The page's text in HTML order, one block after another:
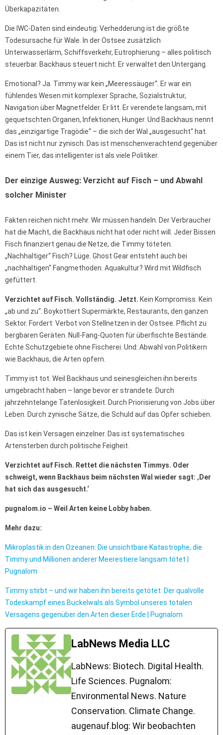
Überkapazitäten.
Die IWC-Daten sind eindeutig: Verhedderung ist die größte
Todesursache für Wale. In der Ostsee zusätzlich
Unterwasserlärm, Schiffsverkehr, Eutrophierung – alles politisch
steuerbar. Backhaus steuert nicht. Er verwaltet den Untergang.
Emotional? Ja. Timmy war kein „Meeressäuger“. Er war ein
fühlendes Wesen mit komplexer Sprache, Sozialstruktur,
Navigation über Magnetfelder. Er litt. Er verendete langsam, mit
gequetschten Organen, Infektionen, Hunger. Und Backhaus nennt
das „einzigartige Tragödie“ – die sich der Wal „ausgesucht“ hat.
Das ist nicht nur zynisch. Das ist menschenverachtend gegenüber
einem Tier, das intelligenter ist als viele Politiker.
Der einzige Ausweg: Verzicht auf Fisch – und Abwahl
solcher Minister
Fakten reichen nicht mehr. Wir müssen handeln. Der Verbraucher
hat die Macht, die Backhaus nicht hat oder nicht will. Jeder Bissen
Fisch finanziert genau die Netze, die Timmy töteten.
„Nachhaltiger“ Fisch? Lüge. Ghost Gear entsteht auch bei
„nachhaltigen“ Fangmethoden. Aquakultur? Wird mit Wildfisch
gefüttert.
Verzichtet auf Fisch. Vollständig. Jetzt. Kein Kompromiss. Kein
„ab und zu“. Boykottiert Supermärkte, Restaurants, den ganzen
Sektor. Fordert: Verbot von Stellnetzen in der Ostsee. Pflicht zu
bergbaren Geräten. Null-Fang-Quoten für überfischte Bestände.
Echte Schutzgebiete ohne Fischerei. Und: Abwahl von Politikern
wie Backhaus, die Arten opfern.
Timmy ist tot. Weil Backhaus und seinesgleichen ihn bereits
umgebracht haben – lange bevor er strandete. Durch
jahrzehntelange Tatenlosigkeit. Durch Priorisierung von Jobs über
Leben. Durch zynische Sätze, die Schuld auf das Opfer schieben.
Das ist kein Versagen einzelner. Das ist systematisches
Artensterben durch politische Feigheit.
Verzichtet auf Fisch. Rettet die nächsten Timmys. Oder
schweigt, wenn Backhaus beim nächsten Wal wieder sagt: ‚Der
hat sich das ausgesucht.‘
pugnalom.io – Weil Arten keine Lobby haben.
Mehr dazu:
Mikroplastik in den Ozeanen: Die unsichtbare Katastrophe, die
Timmy und Millionen anderer Meerestiere langsam tötet |
Pugnalom
Timmy stirbt – und wir haben ihn bereits getötet: Der qualvolle
Todeskampf eines Buckelwals als Symbol unseres totalen
Versagens gegenüber den Arten dieser Erde | Pugnalom
LabNews Media LLC
LabNews: Biotech. Digital Health.
Life Sciences. Pugnalom:
Environmental News. Nature
Conservation. Climate Change.
augenauf.blog: Wir beobachten